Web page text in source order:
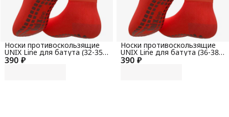
390 ₽
Носки противоскользящие
UNIX Line для батута (32-35
RU / 20-22 см) 390 ₽
Носки противоскользящие
UNIX Line для батута (36-38
RU / 22-24 см)